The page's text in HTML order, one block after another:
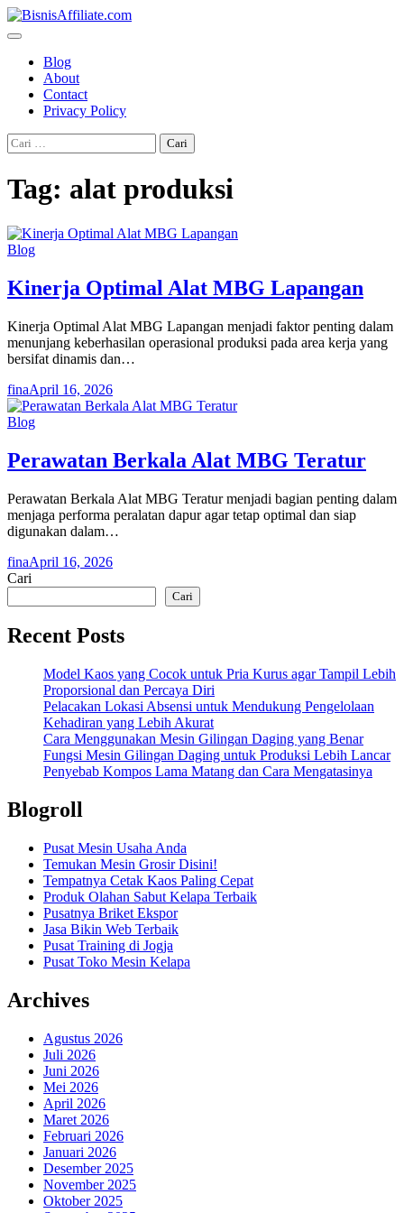
Skip
to
Blog
About
Contact
Privacy Policy
Cari
untuk:
Tag: alat produksi
Blog
Kinerja Optimal Alat MBG Lapangan
Kinerja Optimal Alat MBG Lapangan menjadi faktor penting dalam
menunjang keberhasilan operasional produksi pada area kerja yang
bersifat dinamis dan…
finaApril 16, 2026
Blog
Perawatan Berkala Alat MBG Teratur
Perawatan Berkala Alat MBG Teratur menjadi bagian penting dalam
menjaga performa peralatan dapur agar tetap optimal dan siap
digunakan dalam…
finaApril 16, 2026
Cari
Cari
Recent Posts
Model Kaos yang Cocok untuk Pria Kurus agar Tampil Lebih
Proporsional dan Percaya Diri
Pelacakan Lokasi Absensi untuk Mendukung Pengelolaan
Kehadiran yang Lebih Akurat
Cara Menggunakan Mesin Gilingan Daging yang Benar
Fungsi Mesin Gilingan Daging untuk Produksi Lebih Lancar
Penyebab Kompos Lama Matang dan Cara Mengatasinya
Blogroll
Pusat Mesin Usaha Anda
Temukan Mesin Grosir Disini!
Tempatnya Cetak Kaos Paling Cepat
Produk Olahan Sabut Kelapa Terbaik
Pusatnya Briket Ekspor
Jasa Bikin Web Terbaik
Pusat Training di Jogja
Pusat Toko Mesin Kelapa
Archives
Agustus 2026
Juli 2026
Juni 2026
Mei 2026
April 2026
Maret 2026
Februari 2026
Januari 2026
Desember 2025
November 2025
Oktober 2025